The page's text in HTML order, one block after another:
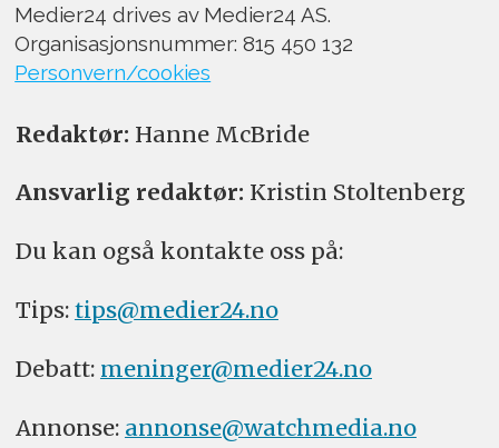
Medier24 drives av Medier24 AS.
Organisasjonsnummer: 815 450 132
Personvern/cookies
Redaktør: Hanne McBride
Ansvarlig redaktør: Kristin Stoltenberg
Du kan også kontakte oss på:
Tips: tips@medier24.no
Debatt: meninger@medier24.no
Annonse: annonse@watchmedia.no